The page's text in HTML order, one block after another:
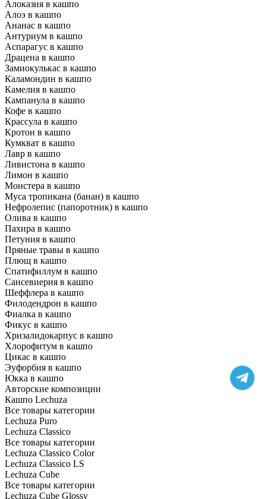
Алоказия в кашпо
Алоэ в кашпо
Ананас в кашпо
Антуриум в кашпо
Аспарагус в кашпо
Драцена в кашпо
Замиокулькас в кашпо
Каламондин в кашпо
Камелия в кашпо
Кампанула в кашпо
Кофе в кашпо
Крассула в кашпо
Кротон в кашпо
Кумкват в кашпо
Лавр в кашпо
Ливистона в кашпо
Лимон в кашпо
Монстера в кашпо
Муса тропикана (банан) в кашпо
Нефролепис (папоротник) в кашпо
Олива в кашпо
Пахира в кашпо
Петуния в кашпо
Пряные травы в кашпо
Плющ в кашпо
Спатифиллум в кашпо
Сансевиерия в кашпо
Шеффлера в кашпо
Филодендрон в кашпо
Фиалка в кашпо
Фикус в кашпо
Хризалидокарпус в кашпо
Хлорофитум в кашпо
Цикас в кашпо
Эуфорбия в кашпо
Юкка в кашпо
Авторские композиции
Кашпо Lechuza
Все товары категории
Lechuza Puro
Lechuza Classico
Все товары категории
Lechuza Classico Color
Lechuza Classico LS
Lechuza Cube
Все товары категории
Lechuza Cube Glossy